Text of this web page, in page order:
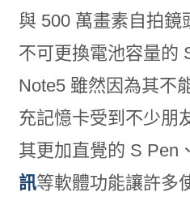
與 500 萬畫素自拍鏡
不可更換電池容量的
Note5 雖然因為其不
充記憶卡受到不少朋
其更加直覺的 S Pen
訊等軟體功能讓許多